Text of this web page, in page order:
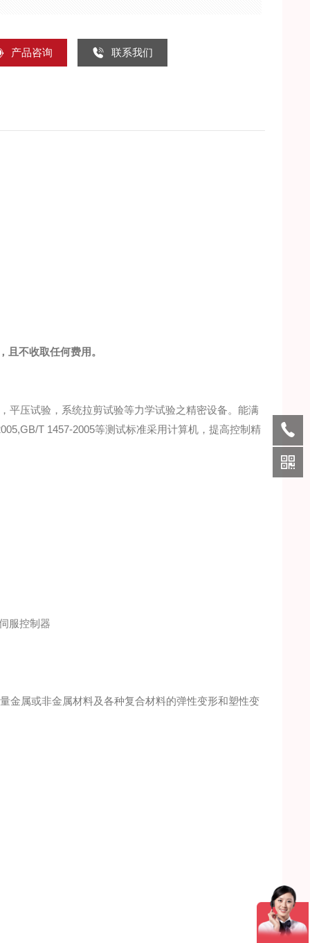
产品咨询 联系我们
不收取任何费用。
平压试验，系统拉剪试验等力学试验之精密设备。能满
T 1457-2005等测试标准采用计算机，提高控制精
服控制器
属或非金属材料及各种复合材料的弹性变形和塑性变